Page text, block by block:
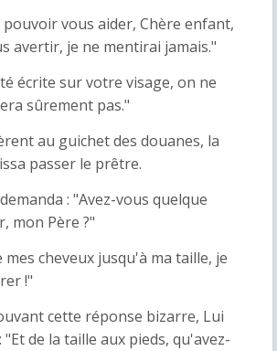
vous aider, Chère enfant,
avertir, je ne mentirai jamais."
écrite sur votre visage, on ne
sûrement pas."
au guichet des douanes, la
passer le prêtre.
: "Avez-vous quelque
mon Père ?"
cheveux jusqu'à ma taille, je
!"
cette réponse bizarre, Lui
de la taille aux pieds, qu'avez-